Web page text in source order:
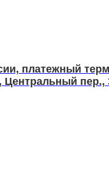
платежный
Центральный пер.,